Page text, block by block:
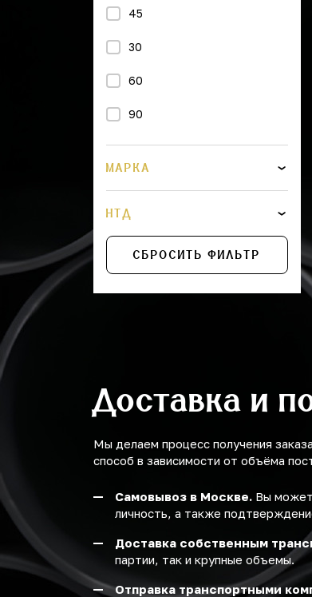
500
675
710
45
30
60
90
МАРКА
НТД
СБРОСИТЬ ФИЛЬТР
Доставка и
Мы делаем процесс получения
способ в зависимости от объёма
Самовывоз в Москве. Вы
личность, а также
Доставка собственным
партии, так и крупные объемы.
Отправка транспортными